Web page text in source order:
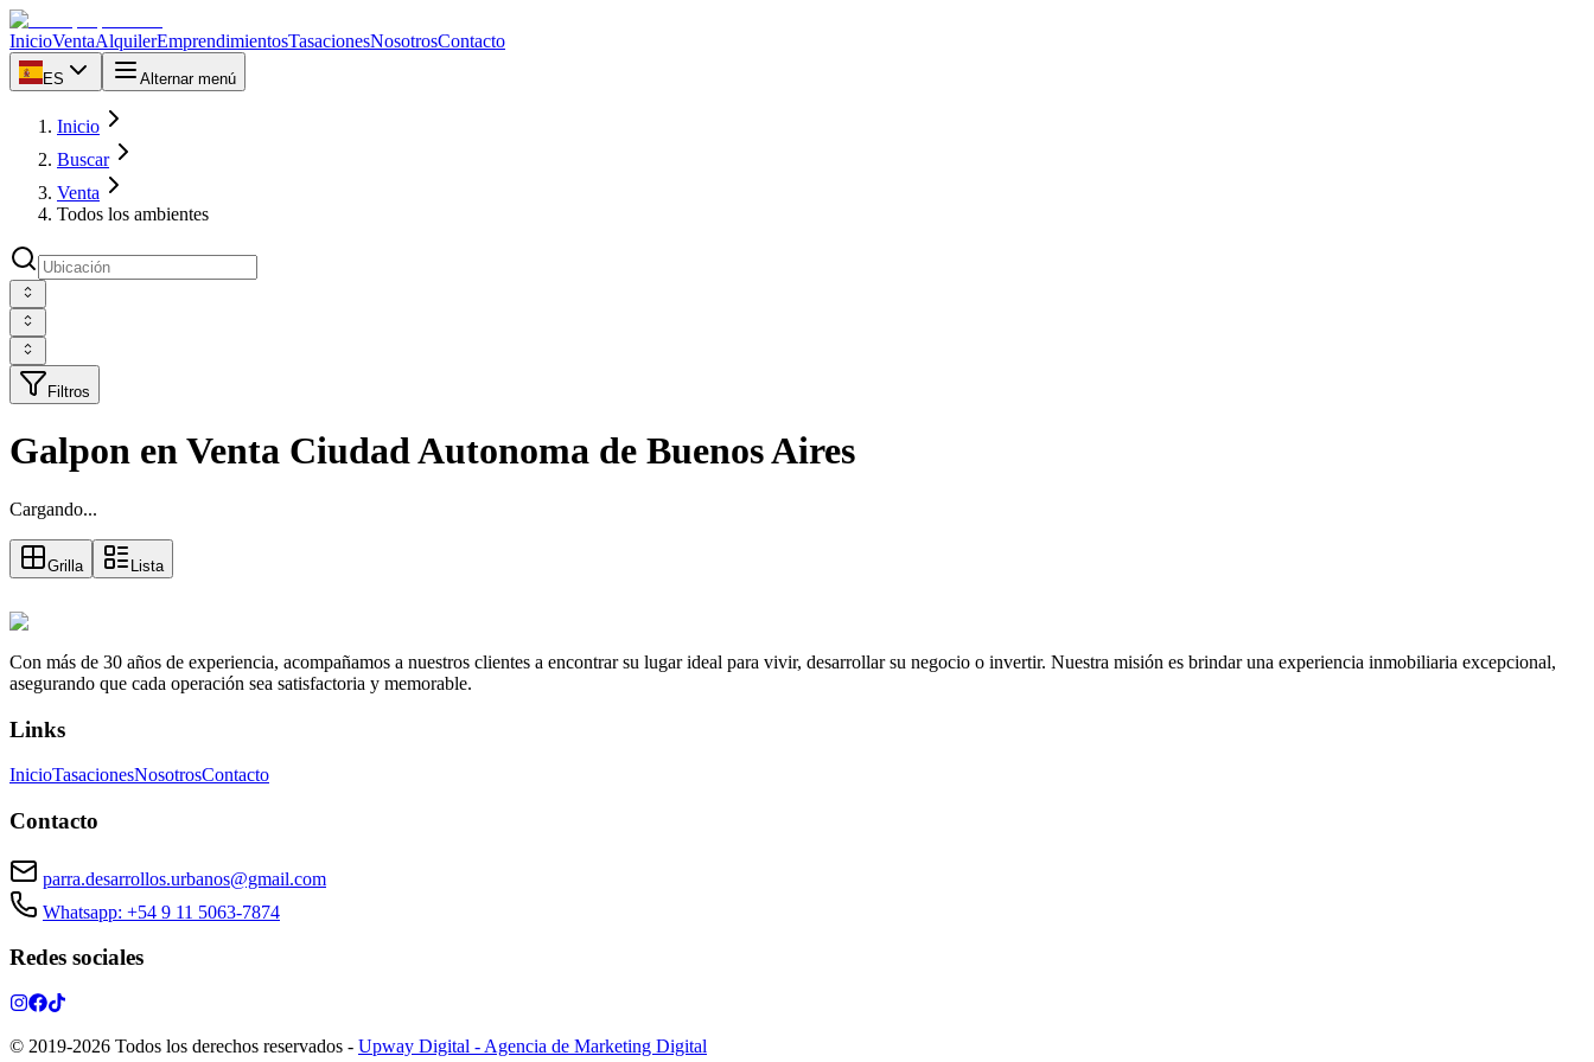
InicioVentaAlquilerEmprendimientosTasacionesNosotrosContacto
ES Alternar menú
Inicio
Buscar
Venta
Todos los ambientes
Filtros
Galpon en Venta Ciudad Autonoma de Buenos Aires
Cargando...
Grilla Lista
Con más de 30 años de experiencia, acompañamos a nuestros clientes a encontrar su lugar ideal para vivir, desarrollar su negocio o invertir. Nuestra misión es brindar una experiencia inmobiliaria excepcional,
asegurando que cada operación sea satisfactoria y memorable.
Links
InicioTasacionesNosotrosContacto
Contacto
parra.desarrollos.urbanos@gmail.com
Whatsapp: +54 9 11 5063-7874
Redes sociales
© 2019-2026 Todos los derechos reservados - Upway Digital - Agencia de Marketing Digital